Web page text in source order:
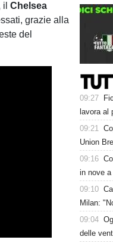
ilChelsea
grazie alla
del
09:27
lavora al
09:21
Union
09:16
in nove
09:10
Milan:
09:04
delle